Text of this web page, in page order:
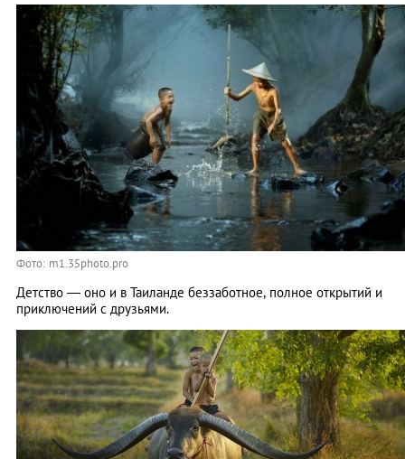
Фото: m1.35photo.pro
Детство — оно и в Таиланде беззаботное, полное открытий и
приключений с друзьями.